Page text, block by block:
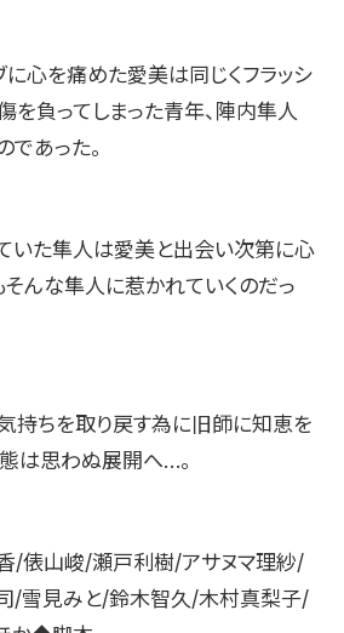
に心を痛めた愛美は同じくフラッシ
を負ってしまった青年、陣内隼人
あった。
いた隼人は愛美と出会い次第に心
そんな隼人に惹かれていくのだっ
持ちを取り戻す為に旧師に知恵を
態は思わぬ展開へ…。
/俵山峻/瀬戸利樹/アサヌマ理紗/
/雪見みと/鈴木智久/木村真梨子/